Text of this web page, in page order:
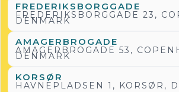
FREDERIKSBORGGADE
FREDERIKSBORGGADE 23,
DENMARK
AMAGERBROGADE
AMAGERBROGADE 53,
DENMARK
KORSØR
HAVNEPLADSEN 1, KORSØR,